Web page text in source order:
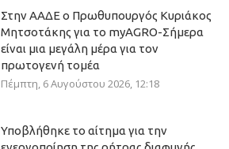
Στην ΑΑΔΕ ο Πρωθυπουργός Κυριάκος
Μητσοτάκης για το myAGRO-Σήμερα
είναι μια μεγάλη μέρα για τον
πρωτογενή τομέα
Πέμπτη, 6 Αυγούστου 2026, 12:18
Υποβλήθηκε το αίτημα για την